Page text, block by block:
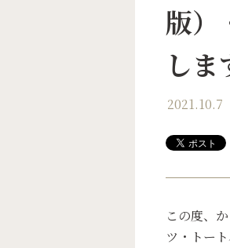
版）
しま
2021.10.7
この度、
ツ・トー